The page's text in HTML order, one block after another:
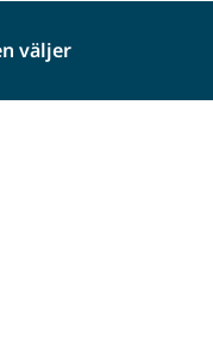
väljer